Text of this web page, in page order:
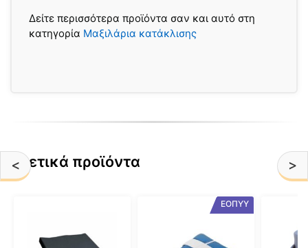
< >
Δείτε περισσότερα προϊόντα σαν και αυτό στη
κατηγορία Μαξιλάρια κατάκλισης
Σχετικά προϊόντα
ΕΟΠΥΥ